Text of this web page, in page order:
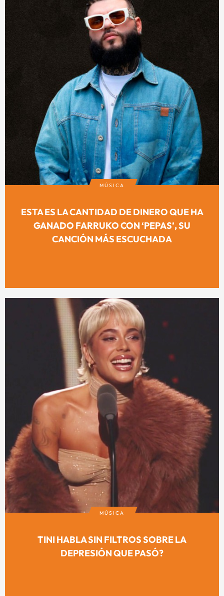
MÚSICA
ESTA ES LA CANTIDAD DE DINERO QUE HA
GANADO FARRUKO CON ‘PEPAS’, SU
CANCIÓN MÁS ESCUCHADA
MÚSICA
TINI HABLA SIN FILTROS SOBRE LA
DEPRESIÓN QUE PASÓ?